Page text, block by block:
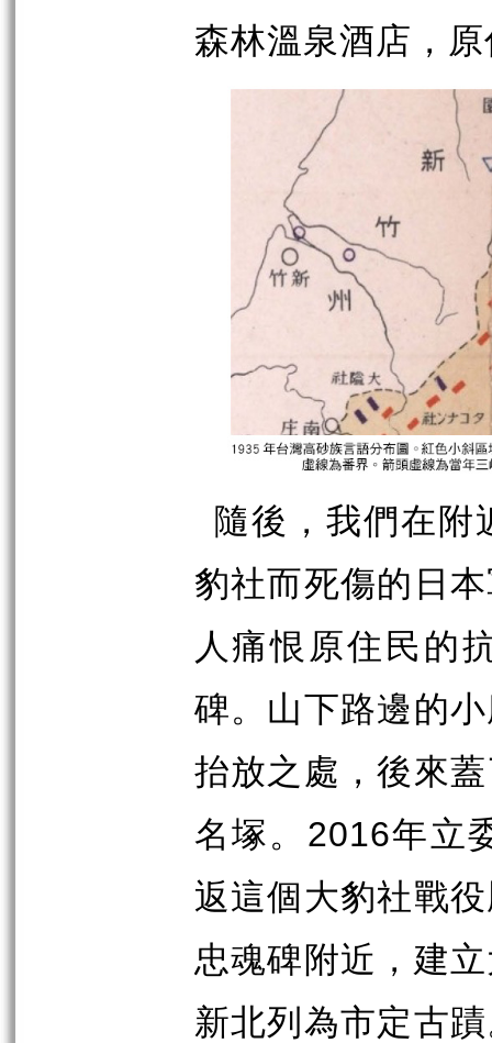
森林溫泉酒店，
隨後，我們在附
豹社而死傷的日
人痛恨原住民的
碑。山下路邊的
抬放之處，後來
名塚。 2016年立
返這個大豹社戰
忠魂碑附近，建
新北列為市定古